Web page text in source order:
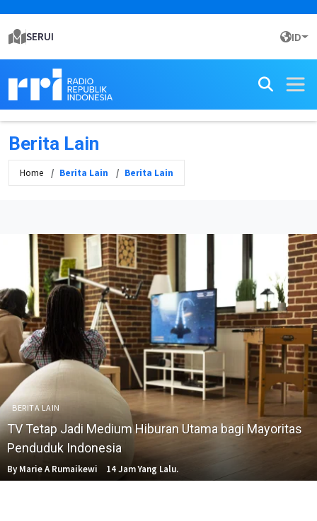
SERUI ID
Berita Lain
Home Berita Lain Berita Lain
BERITA LAIN
TV Tetap Jadi Medium Hiburan Utama bagi Mayoritas
Penduduk Indonesia
By Marie A Rumaikewi 14 Jam Yang Lalu.